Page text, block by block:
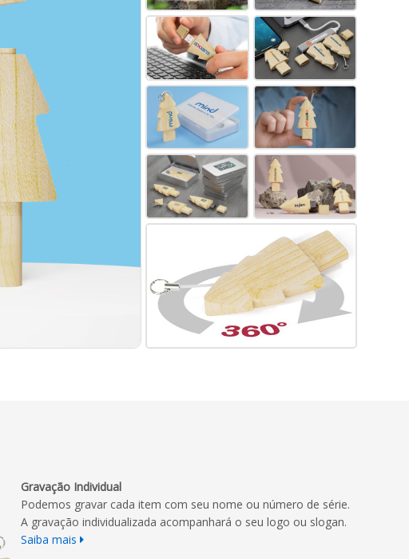
Gravação Individual
Podemos gravar cada item com seu nome ou número de série.
A gravação individualizada acompanhará o seu logo ou slogan.
Saiba mais